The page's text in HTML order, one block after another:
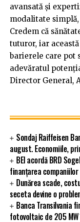
avansată și
modalitate
Credem că
tuturor, iar
barierele care pot
adevăratul
Director General,
Sondaj Raiffeisen
august. Economiile,
BEI acordă BRD
finanțarea companiilor
Dunărea scade,
seceta devine o
Banca Transilvania
fotovoltaic de 205 MW